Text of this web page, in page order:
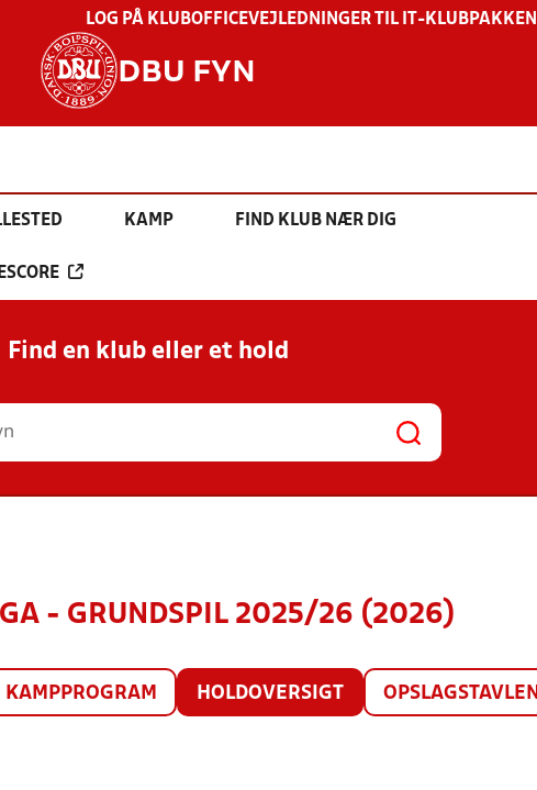
LOG PÅ KLUBOFFICEVEJLEDNINGER TIL IT-KLUBPAKKEN
DBU FYN
KAMP FIND KLUB NÆR DIG
Find en klub eller et hold
- GRUNDSPIL 2025/26 (2026)
KAMPPROGRAM HOLDOVERSIGT OPSLAGSTAVLEN